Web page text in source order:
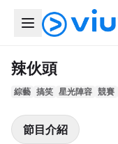
辣伙頭
綜藝 搞笑 星光陣容 競賽
節目介紹